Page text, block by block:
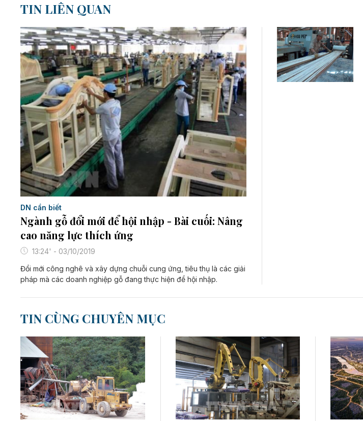
TIN LIÊN QUAN
DN cần biết
Ngành gỗ đổi mới để hội nhập - Bài cuối: Nâng
cao năng lực thích ứng
13:24' - 03/10/2019
Đổi mới công nghê và xây dựng chuỗi cung ứng, tiêu thụ là các giải
pháp mà các doanh nghiệp gỗ đang thực hiện để hội nhập.
TIN CÙNG CHUYÊN MỤC